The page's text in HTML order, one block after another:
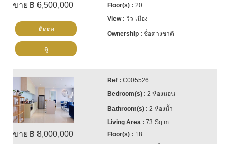
ขาย ฿ 6,500,000
20
วิว เมือง
ชื่อต่างชาติ
ติดต่อ
ดู
ขาย ฿ 8,000,000
C005526
2 ห้องนอน
2 ห้องน้ำ
73 Sq.m
18